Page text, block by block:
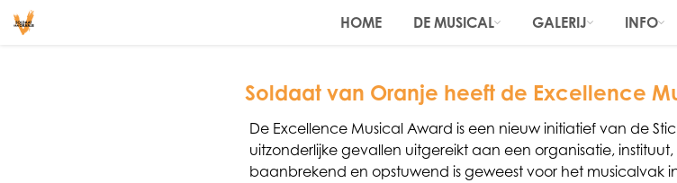
HOME DE MUSICAL GALERIJ INFO
Soldaat van Oranje heeft de Excellence
De Excellence Musical Award is een nieuw initiatief van de
uitzonderlijke gevallen uitgereikt aan een organisatie,
baanbrekend en opstuwend is geweest voor het musicalvak